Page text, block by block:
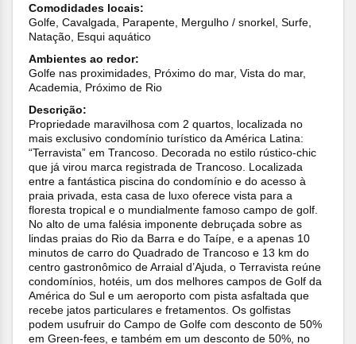
Comodidades locais:
Golfe, Cavalgada, Parapente, Mergulho / snorkel, Surfe,
Natação, Esqui aquático
Ambientes ao redor:
Golfe nas proximidades, Próximo do mar, Vista do mar,
Academia, Próximo de Rio
Descrição:
Propriedade maravilhosa com 2 quartos, localizada no
mais exclusivo condomínio turístico da América Latina:
“Terravista” em Trancoso. Decorada no estilo rústico-chic
que já virou marca registrada de Trancoso. Localizada
entre a fantástica piscina do condomínio e do acesso à
praia privada, esta casa de luxo oferece vista para a
floresta tropical e o mundialmente famoso campo de golf.
No alto de uma falésia imponente debruçada sobre as
lindas praias do Rio da Barra e do Taípe, e a apenas 10
minutos de carro do Quadrado de Trancoso e 13 km do
centro gastronômico de Arraial d’Ajuda, o Terravista reúne
condomínios, hotéis, um dos melhores campos de Golf da
América do Sul e um aeroporto com pista asfaltada que
recebe jatos particulares e fretamentos. Os golfistas
podem usufruir do Campo de Golfe com desconto de 50%
em Green-fees, e também em um desconto de 50%, no